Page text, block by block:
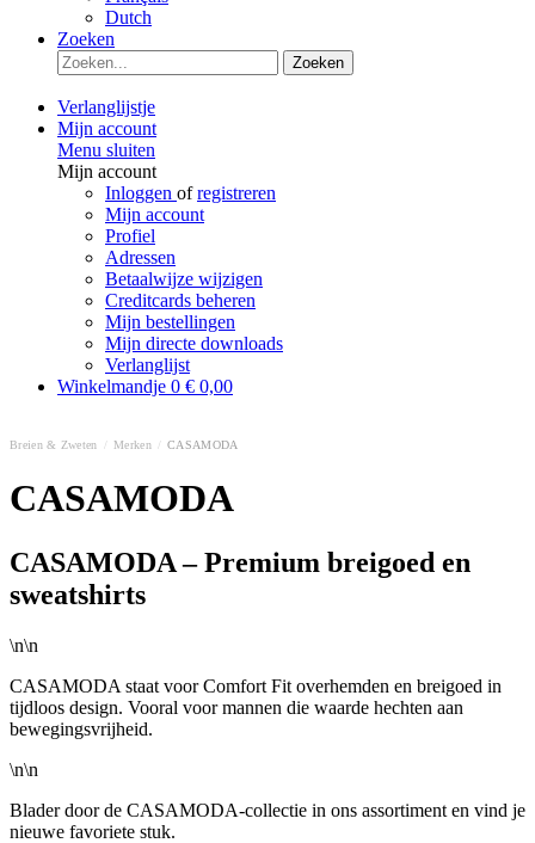
Dutch
Zoeken
Zoeken
Verlanglijstje
Mijn account
Menu sluiten
Mijn account
Inloggen ofregistreren
Mijn account
Profiel
Adressen
Betaalwijze wijzigen
Creditcards beheren
Mijn bestellingen
Mijn directe downloads
Verlanglijst
Winkelmandje 0 € 0,00
Breien & Zweten Merken CASAMODA
CASAMODA
CASAMODA – Premium breigoed en
sweatshirts
\n\n
CASAMODA staat voor Comfort Fit overhemden en breigoed in
tijdloos design. Vooral voor mannen die waarde hechten aan
bewegingsvrijheid.
\n\n
Blader door de CASAMODA-collectie in ons assortiment en vind je
nieuwe favoriete stuk.